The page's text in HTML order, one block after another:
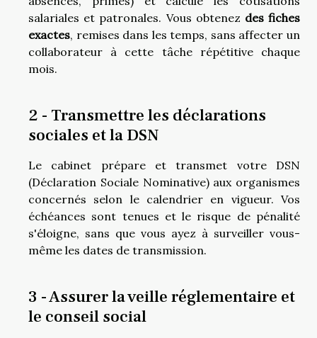
salariales et patronales. Vous obtenez des fiches
exactes, remises dans les temps, sans affecter un
collaborateur à cette tâche répétitive chaque
mois.
2 - Transmettre les déclarations
sociales et la DSN
Le cabinet prépare et transmet votre DSN
(Déclaration Sociale Nominative) aux organismes
concernés selon le calendrier en vigueur. Vos
échéances sont tenues et le risque de pénalité
s'éloigne, sans que vous ayez à surveiller vous-
même les dates de transmission.
3 - Assurer la veille réglementaire et
le conseil social